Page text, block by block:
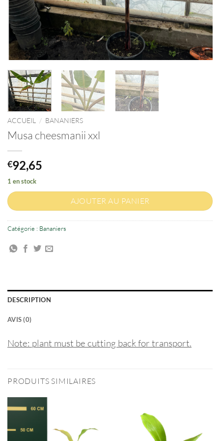
ACCUEIL / BANANIERS
Musa cheesmanii xxl
€92,65
1 en stock
AJOUTER AU PANIER
Catégorie : Bananiers
DESCRIPTION
AVIS (0)
Note: plant must be cutting back for transport.
PRODUITS SIMILAIRES